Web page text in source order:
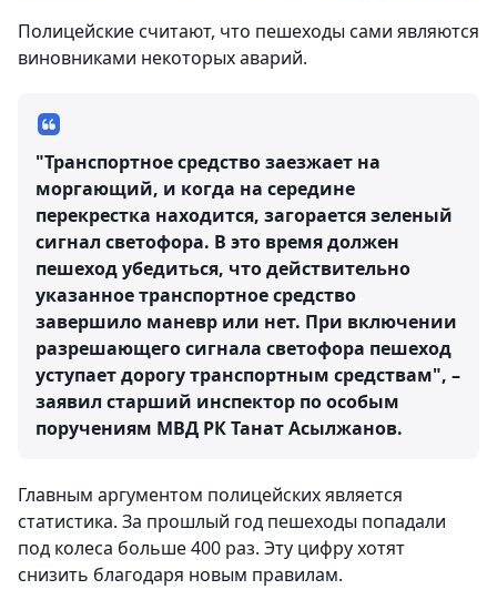
Полицейские считают, что пешеходы сами являются
виновниками некоторых аварий.
"Транспортное средство заезжает на
моргающий, и когда на середине
перекрестка находится, загорается зеленый
сигнал светофора. В это время должен
пешеход убедиться, что действительно
указанное транспортное средство
завершило маневр или нет. При включении
разрешающего сигнала светофора пешеход
уступает дорогу транспортным средствам", –
заявил старший инспектор по особым
поручениям МВД РК Танат Асылжанов.
Главным аргументом полицейских является
статистика. За прошлый год пешеходы попадали
под колеса больше 400 раз. Эту цифру хотят
снизить благодаря новым правилам.